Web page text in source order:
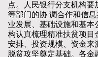
点。人民银行分支机构
等部门的协 调合作和信
业发展、基础设施和基
构认真梳理精准扶贫项目
安排、投资规模、资金来
脱贫攻坚奠定基础。各金